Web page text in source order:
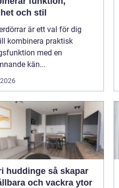
och stil
är ett val för dig
kombinera praktisk
med en
kän...
så skapar
och vackra ytor